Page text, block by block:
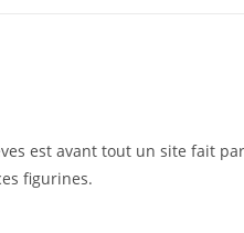
est avant tout un site fait
figurines.